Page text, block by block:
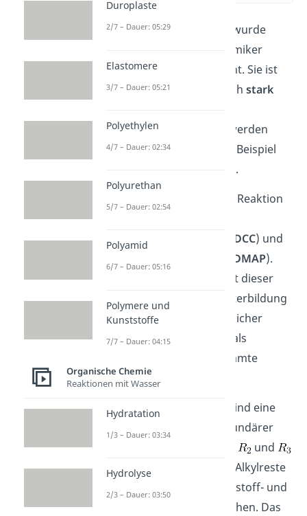
Die Steglich Veresterung wurde
nach dem deutschen Chemiker
Wolfgang Steglich benannt. Sie ist
ein Verfahren, mit der auchstark
Carbonsäuren verestert werden
können. Das können zum Beispiel
ringförmige Alkohole sein.
Charakteristisch für diese Reaktion
Dicyclohexylcarbodiimid (
DCC) und
DMAP).
Durch die hohe Reaktivität dieser
beiden Stoffe kann die Esterbildung
hier schneller und verlässlicher
ablaufen. Sie dienen also als
Katalysatoren für die gesamte
Reaktion.
Die Edukte der Reaktion sind eine
Carbonsäure und ein sekundärer
und
sind Alkyl- oder Arylreste. Alkylreste
sind Reste, die aus Kohlenstoff- und
Wasserstoffatomen bestehen. Das
Duroplaste
2/7 – Dauer: 05:29
Elastomere
3/7 – Dauer: 05:21
Polyethylen
4/7 – Dauer: 02:34
Polyurethan
5/7 – Dauer: 02:54
Polyamid
6/7 – Dauer: 05:16
Polymere und
Kunststoffe
7/7 – Dauer: 04:15
Organische Chemie
Reaktionen mit Wasser
Hydratation
1/3 – Dauer: 03:34
Hydrolyse
2/3 – Dauer: 03:50